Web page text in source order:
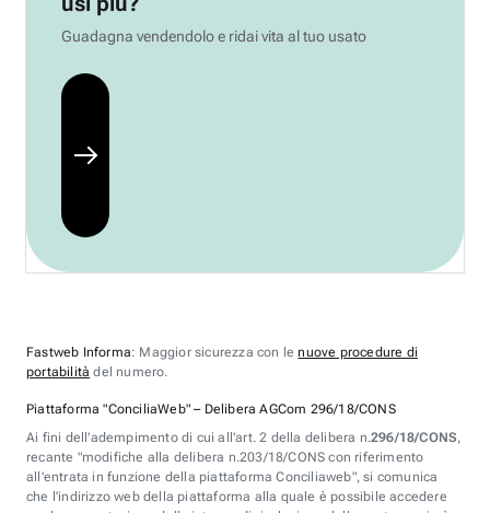
Guadagna vendendolo e ridai vita al tuo usato
Fastweb Informa: Maggior sicurezza con lenuove procedure di
portabilità del numero.
Piattaforma "ConciliaWeb" – Delibera AGCom 296/18/CONS
Ai fini dell'adempimento di cui all'art. 2 della delibera n.296/18/CONS,
recante "modifiche alla delibera n.203/18/CONS con riferimento
all'entrata in funzione della piattaforma Conciliaweb", si comunica
che l'indirizzo web della piattaforma alla quale è possibile accedere